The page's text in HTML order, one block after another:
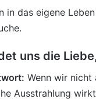
in das eigene
uns die
Wenn wir nicht
Ausstrahlung